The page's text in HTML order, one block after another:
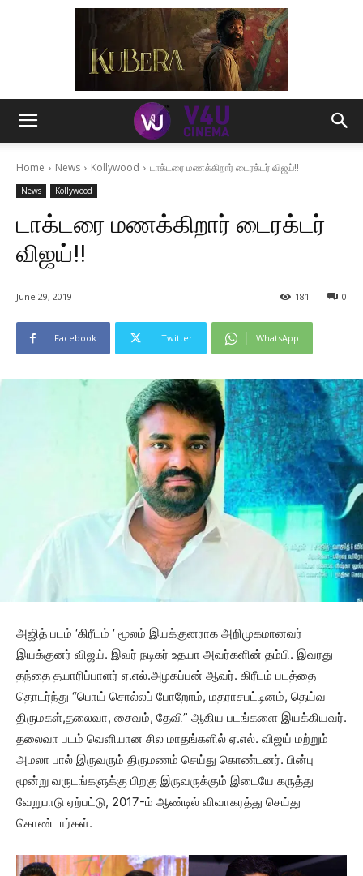
Home News Kollywood டாக்டரை மணக்கிறார் டைரக்டர் விஜய்!!
News Kollywood
டாக்டரை மணக்கிறார் டைரக்டர்
விஜய்!!
June 29, 2019 0
181
Facebook Twitter WhatsApp
அஜித் படம் ‘கிரீடம் ‘ மூலம் இயக்குனராக அறிமுகமானவர்
இயக்குனர் விஜய். இவர் நடிகர் உதயா அவர்களின் தம்பி. இவரது
தந்தை தயாரிப்பாளர் ஏ.எல்.அழகப்பன் ஆவர். கிரீடம் படத்தை
தொடர்ந்து “பொய் சொல்லப் போறோம், மதராசபட்டினம், தெய்வ
திருமகள்,தலைவா, சைவம், தேவி” ஆகிய படங்களை இயக்கியவர்.
தலைவா படம் வெளியான சில மாதங்களில் ஏ.எல். விஜய் மற்றும்
அமலா பால் இருவரும் திருமணம் செய்து கொண்டனர். பின்பு
மூன்று வருடங்களுக்கு பிறகு இருவருக்கும் இடையே கருத்து
வேறுபாடு ஏற்பட்டு, 2017-ம் ஆண்டில் விவாகரத்து செய்து
கொண்டார்கள்.